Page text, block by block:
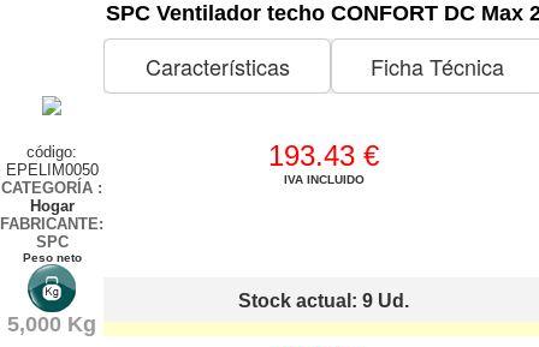
código:
EPELIM0050
CATEGORÍA :
Hogar
FABRICANTE:
SPC
Peso neto
5,000 Kg
SPC Ventilador techo CONFORT DC Max
Características Ficha Técnica
193.43 €
IVA INCLUIDO
Stock actual: 9 Ud.